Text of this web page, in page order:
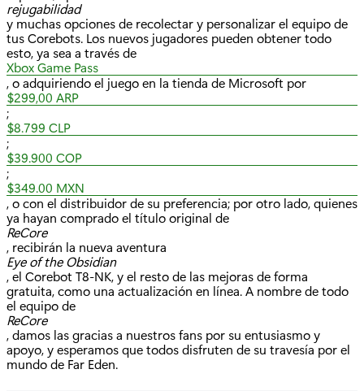
rejugabilidad
y muchas opciones de recolectar y personalizar el equipo de
tus Corebots. Los nuevos jugadores pueden obtener todo
esto, ya sea a través de
Xbox Game Pass
, o adquiriendo el juego en la tienda de Microsoft por
$299,00 ARP
;
$8.799 CLP
;
$39.900 COP
;
$349.00 MXN
, o con el distribuidor de su preferencia; por otro lado, quienes
ya hayan comprado el título original de
ReCore
, recibirán la nueva aventura
Eye of the Obsidian
, el Corebot T8-NK, y el resto de las mejoras de forma
gratuita, como una actualización en línea. A nombre de todo
el equipo de
ReCore
, damos las gracias a nuestros fans por su entusiasmo y
apoyo, y esperamos que todos disfruten de su travesía por el
mundo de Far Eden.